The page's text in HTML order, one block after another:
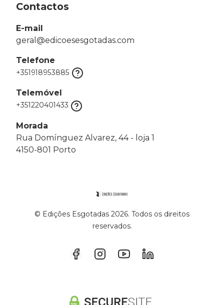
© Edições Esgotadas 2026. Todos os direitos
reservados.
Contactos
E-mail
geral@edicoesesgotadas.com
Telefone
+351918953885
Telemóvel
+351220401433
Morada
Rua Domínguez Alvarez, 44 - loja 1
4150-801 Porto